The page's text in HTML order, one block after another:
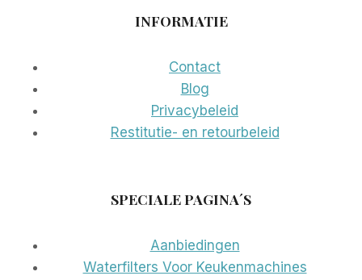
INFORMATIE
Contact
Blog
Privacybeleid
Restitutie- en retourbeleid
SPECIALE PAGINA´S
Aanbiedingen
Waterfilters Voor Keukenmachines